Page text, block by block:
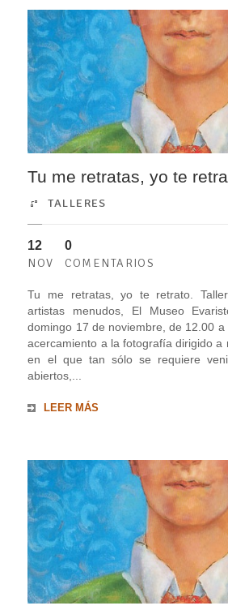
Tu me retratas, yo te
TALLERES
12
NOV
0
COMENTARIOS
Tu me retratas, yo te retrato.
artistas menudos, El Museo
domingo 17 de noviembre, de 12.00
acercamiento a la fotografía dirigido a
en el que tan sólo se requiere
abiertos,...
LEER MÁS